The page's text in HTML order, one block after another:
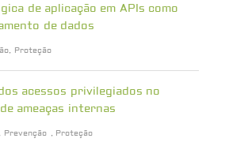
de aplicação em APIs como
de dados
, Proteção
acessos privilegiados no
ameaças internas
, Prevenção , Proteção